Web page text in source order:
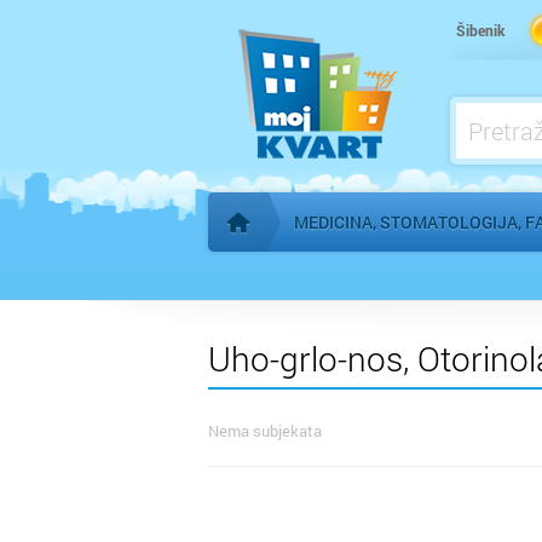
Šibenik
Početna stranica
MEDICINA, STOMATOLOGIJA,
Kućna njega
Logoped
Ljekarna, farmacija
Uho-grlo-nos,
Nema subjekata